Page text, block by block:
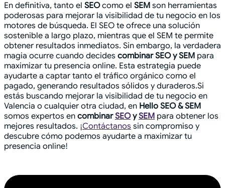
En definitiva, tanto el SEOcomo el SEM son herramientas
poderosas para mejorar la visibilidad de tu negocio en los
motores de búsqueda. El SEO te ofrece una solución
sostenible a largo plazo, mientras que el SEM te permite
obtener resultados inmediatos. Sin embargo, la verdadera
magia ocurre cuando decides combinar SEO y SEM para
maximizar tu presencia online. Esta estrategia puede
ayudarte a captar tanto el tráfico orgánico como el
pagado, generando resultados sólidos y duraderos.Si
estás buscando mejorar la visibilidad de tu negocio en
Valencia o cualquier otra ciudad, en Hello SEO & SEM
somos expertos en combinarSEOySEM para obtener los
mejores resultados. ¡Contáctanos sin compromiso y
descubre cómo podemos ayudarte a maximizar tu
presencia online!